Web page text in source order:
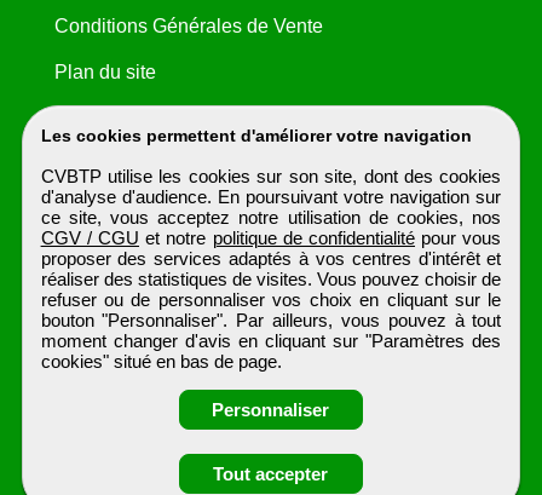
Obtenir ses
Les cookies permettent d'améliorer votre navigation
CVBTP utilise les cookies sur son site, dont des cookies
d'analyse d'audience. En poursuivant votre navigation sur
ce site, vous acceptez notre utilisation de cookies, nos
CGV / CGU et notre politique de confidentialité pour vous
proposer des services adaptés à vos centres d'intérêt et
réaliser des statistiques de visites. Vous pouvez choisir de
refuser ou de personnaliser vos choix en cliquant sur le
bouton "Personnaliser". Par ailleurs, vous pouvez à tout
moment changer d'avis en cliquant sur "Paramètres des
cookies" situé en bas de page.
Personnaliser
Tout accepter
Conditions Générales de Vente
Plan du site